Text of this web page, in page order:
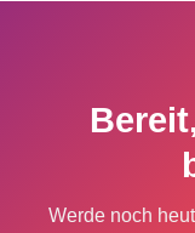
Werde noch